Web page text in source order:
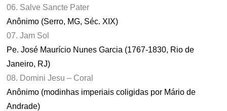
06. Salve Sancte Pater
Anônimo (Serro, MG, Séc. XIX)
07. Jam Sol
Pe. José Maurício Nunes Garcia (1767-1830, Rio de
Janeiro, RJ)
08. Domini Jesu – Coral
Anônimo (modinhas imperiais coligidas por Mário de
Andrade)